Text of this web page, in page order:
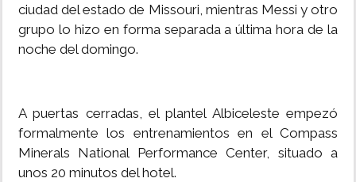
ciudad del estado de Missouri, mientras Messi y otro
grupo lo hizo en forma separada a última hora de la
noche del domingo.
A puertas cerradas, el plantel Albiceleste empezó
formalmente los entrenamientos en el Compass
Minerals National Performance Center, situado a
unos 20 minutos del hotel.